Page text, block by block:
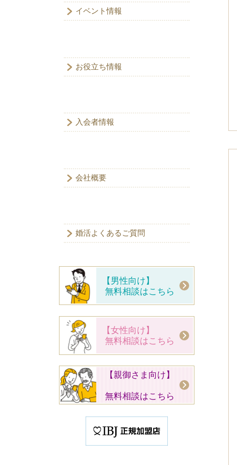
イベント情報
お役立ち情報
入会者情報
会社概要
婚活よくあるご質問
【男性向け】
無料相談はこちら
【女性向け】
無料相談はこちら
【親御さま向け】
無料相談はこちら